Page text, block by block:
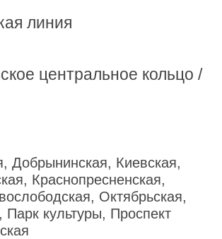
Добрынинская, Киевская,
Краснопресненская,
Октябрьская,
Парк культуры, Проспект